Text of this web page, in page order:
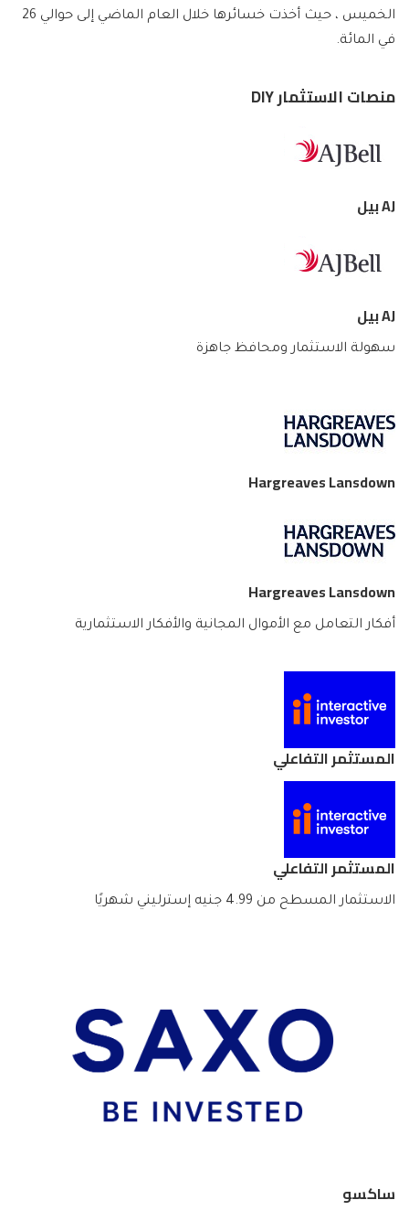
الخميس ، حيث أخذت خسائرها خلال العام الماضي إلى حوالي 26
في المائة.
منصات الاستثمار DIY
AJ بيل
AJ بيل
سهولة الاستثمار ومحافظ جاهزة
Hargreaves Lansdown
Hargreaves Lansdown
أفكار التعامل مع الأموال المجانية والأفكار الاستثمارية
المستثمر التفاعلي
المستثمر التفاعلي
الاستثمار المسطح من 4.99 جنيه إسترليني شهريًا
ساكسو